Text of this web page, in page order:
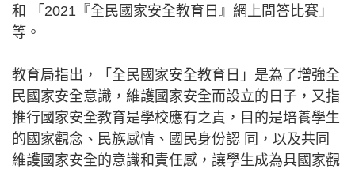
和 「2021『全民國家安全教育日』網上問答比賽」
等。
教育局指出，「全民國家安全教育日」是為了增強全
民國家安全意識，維護國家安全而設立的日子，又指
推行國家安全教育是學校應有之責，目的是培養學生
的國家觀念、民族感情、國民身份認 同，以及共同
維護國家安全的意識和責任感，讓學生成為具國家觀